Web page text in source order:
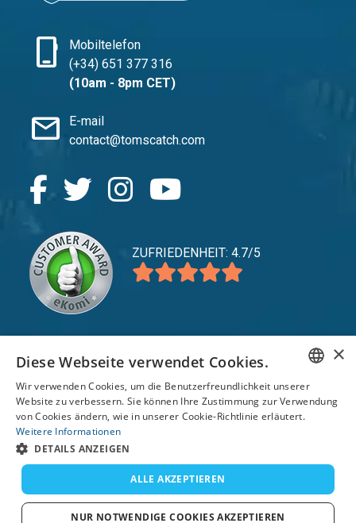
phone_iphone
Mobiltelefon
(+34) 651 377 316
(10am - 8pm CET)
mail
E-mail
contact@tomscatch.com
ZUFRIEDENHEIT: 4.7/5
Service expand_more
Entdecken Sie expand_more
Support
© 2026 TomsCatch Charters & Guides S.L. Alle
Rechte vorbehalten.
ENGLISH
FRENCH
SPANISH
×
Diese Webseite verwendet Cookies.
Wir verwenden Cookies, um die Benutzerfreundlichkeit unserer
Website zu verbessern. Sie können Ihre Zustimmung zur Verwendung
von Cookies ändern, wie in unserer Cookie-Richtlinie erläutert.
Weitere Informationen
DETAILS ANZEIGEN
ALLE AKZEPTIEREN
NUR NOTWENDIGE COOKIES AKZEPTIEREN